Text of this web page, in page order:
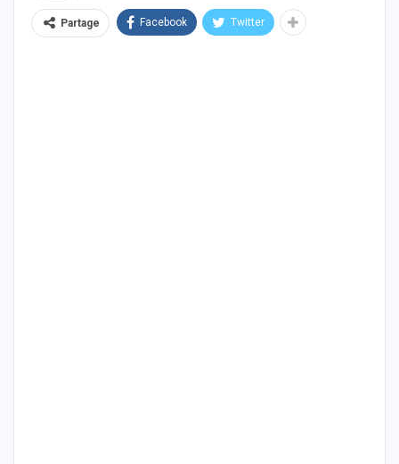
Partage Facebook Twitter